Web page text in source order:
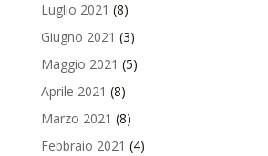
Luglio 2021 (8)
Giugno 2021 (3)
Maggio 2021 (5)
Aprile 2021 (8)
Marzo 2021 (8)
Febbraio 2021 (4)